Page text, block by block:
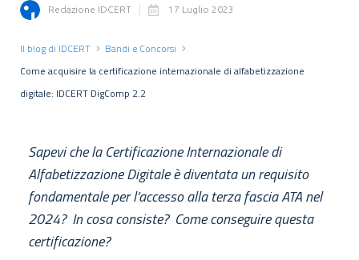
Redazione IDCERT 17 Luglio 2023
Il blog di IDCERT
Bandi e Concorsi
Come acquisire la certificazione internazionale di alfabetizzazione
digitale: IDCERT DigComp 2.2
Sapevi che la Certificazione Internazionale di
Alfabetizzazione Digitale è diventata un requisito
fondamentale per l’accesso alla terza fascia ATA nel
2024? In cosa consiste? Come conseguire questa
certificazione?